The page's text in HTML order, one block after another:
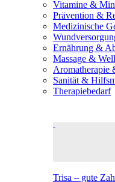
Vitamine &
Prävention &
Medizinische
Ernährung &
Massage &
Aromatherapie
Sanität &
Therapiebedarf
Trisa – gute